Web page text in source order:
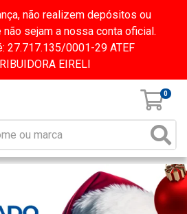
não realizem depósitos ou
sejam a nossa conta oficial.
27.717.135/0001-29 ATEF
EIRELI
0